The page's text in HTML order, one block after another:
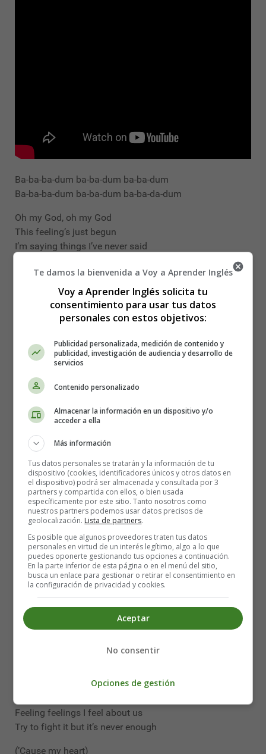
Ba-ba-ba-dum ba-ba-dum ba-ba-dum
Ba-ba-ba-dum ba-ba-dum ba-ba-da-dum
Oh my God, oh my God
This feeling’s just begun
I’m saying things I’ve never said
When I see you I should run
But I’m frozen in motion
And my head tells me to stop
Tells me to stop
Few things, feelings I feel about us
Try to fight it but it’s never enough
It’s more than a crush
And my head tells me to stop
But my heart goes
Ba-ba-ba-dum ba-ba-dum ba-ba-dum
Ba-ba-ba-dum ba-ba-dum ba-ba-da-dum
’Cause my heart goes
Ba-ba-ba-dum ba-ba-dum ba-ba-dum
Ba-ba-ba-dum ba-ba-dum ba-ba-da-dum
Oh my God, oh my God
Can’t believe what I’ve become
Singing songs I’ve never sung
Oh my God, oh my God
When I see you I should run
Feeling feelings I feel about us
Try to fight it but it’s never enough
(’Cause my heart)
Te damos la bienvenida a Voy a Aprender Inglés
Voy a Aprender Inglés solicita tu
consentimiento para usar tus datos
personales con estos objetivos:
Publicidad personalizada, medición de contenido y
publicidad, investigación de audiencia y desarrollo de
servicios
Contenido personalizado
Almacenar la información en un dispositivo y/o
acceder a ella
Más información
Tus datos personales se tratarán y la información de tu
dispositivo (cookies, identificadores únicos y otros datos en
el dispositivo) podrá ser almacenada y consultada por 3
partners y compartida con ellos, o bien usada
específicamente por este sitio. Tanto nosotros como
nuestros partners podemos usar datos precisos de
geolocalización. Lista de partners.
Es posible que algunos proveedores traten tus datos
personales en virtud de un interés legítimo, algo a lo que
puedes oponerte gestionando tus opciones a continuación.
En la parte inferior de esta página o en el menú del sitio,
busca un enlace para gestionar o retirar el consentimiento en
la configuración de privacidad y cookies.
Aceptar
No consentir
Opciones de gestión